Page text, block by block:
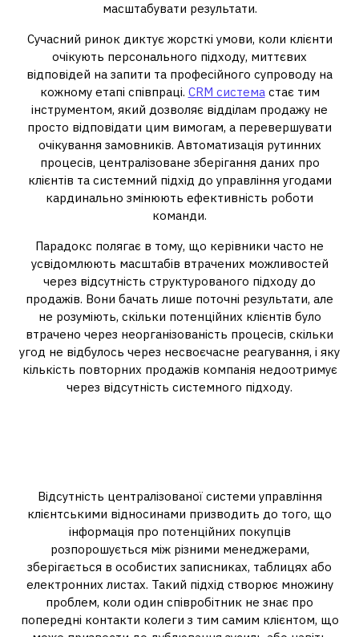
масштабувати результати.
Сучасний ринок диктує жорсткі умови, коли клієнти
очікують персонального підходу, миттєвих
відповідей на запити та професійного супроводу на
кожному етапі співпраці. CRM системастає тим
інструментом, який дозволяє відділам продажу не
просто відповідати цим вимогам, а перевершувати
очікування замовників. Автоматизація рутинних
процесів, централізоване зберігання даних про
клієнтів та системний підхід до управління угодами
кардинально змінюють ефективність роботи
команди.
Парадокс полягає в тому, що керівники часто не
усвідомлюють масштабів втрачених можливостей
через відсутність структурованого підходу до
продажів. Вони бачать лише поточні результати, але
не розуміють, скільки потенційних клієнтів було
втрачено через неорганізованість процесів, скільки
угод не відбулось через несвоєчасне реагування, і яку
кількість повторних продажів компанія недоотримує
через відсутність системного підходу.
Відсутність централізованої системи управління
клієнтськими відносинами призводить до того, що
інформація про потенційних покупців
розпорошується між різними менеджерами,
зберігається в особистих записниках, таблицях або
електронних листах. Такий підхід створює множину
проблем, коли один співробітник не знає про
попередні контакти колеги з тим самим клієнтом, що